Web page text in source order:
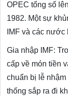
OPEC tổng số
1982. Một sự
IMF và các
Gia nhập IMF:
cấp về món tiền
chuẩn bị lễ
thống sắp ra đi